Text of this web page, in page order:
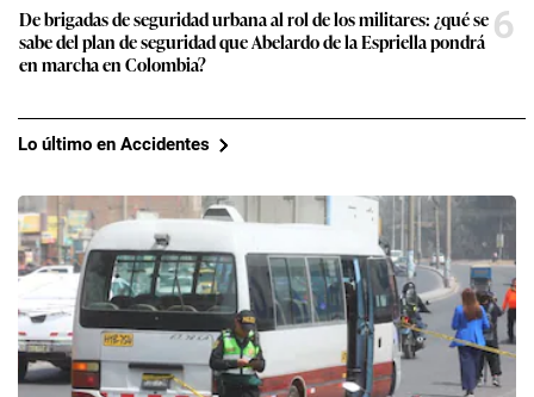
De brigadas de seguridad urbana al rol de los militares: ¿qué se
sabe del plan de seguridad que Abelardo de la Espriella pondrá
en marcha en Colombia?
6
Lo último en Accidentes